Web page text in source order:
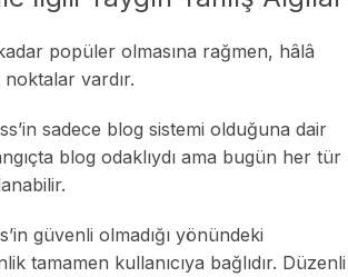
popüler olmasına rağmen, hâlâ
noktalar vardır.
sadece blog sistemi olduğuna dair
blog odaklıydı ama bugün her tür
güvenli olmadığı yönündeki
tamamen kullanıcıya bağlıdır. Düzenli